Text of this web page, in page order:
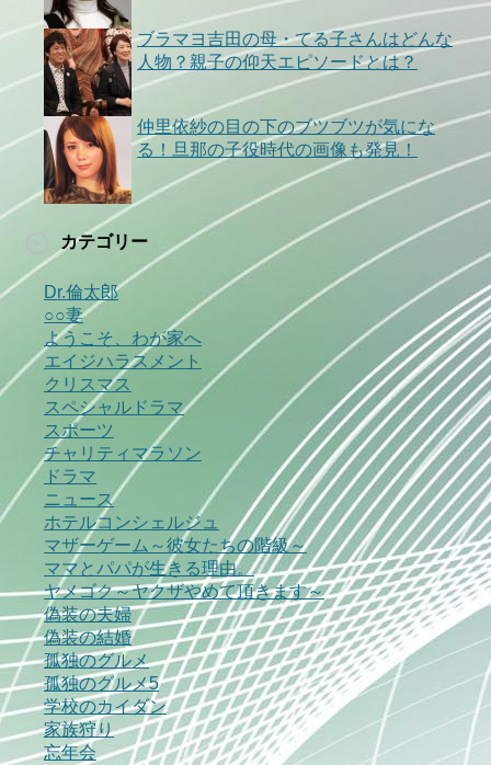
ブラマヨ吉田の母・てる子さんはどんな
人物？親子の仰天エピソードとは？
仲里依紗の目の下のブツブツが気にな
る！旦那の子役時代の画像も発見！
カテゴリー
Dr.倫太郎
○○妻
ようこそ、わが家へ
エイジハラスメント
クリスマス
スペシャルドラマ
スポーツ
チャリティマラソン
ドラマ
ニュース
ホテルコンシェルジュ
マザーゲーム～彼女たちの階級～
ママとパパが生きる理由。
ヤメゴク～ヤクザやめて頂きます～
偽装の夫婦
偽装の結婚
孤独のグルメ
孤独のグルメ5
学校のカイダン
家族狩り
忘年会